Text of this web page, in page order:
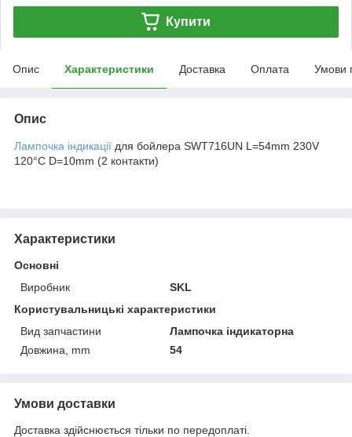
Купити
Опис Характеристики Доставка Оплата Умови
Опис
Лампочка індикації для бойлера SWT716UN L=54mm 230V
120°С D=10mm (2 контакти)
Характеристики
Основні
Виробник
SKL
Користувальницькі характеристики
Вид запчастини
Лампочка індикаторна
Довжина, mm
54
Умови доставки
Доставка здійснюється тільки по передоплаті.